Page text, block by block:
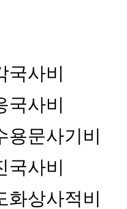
국사비
국사비
용문사기비
국사비
화상사적비